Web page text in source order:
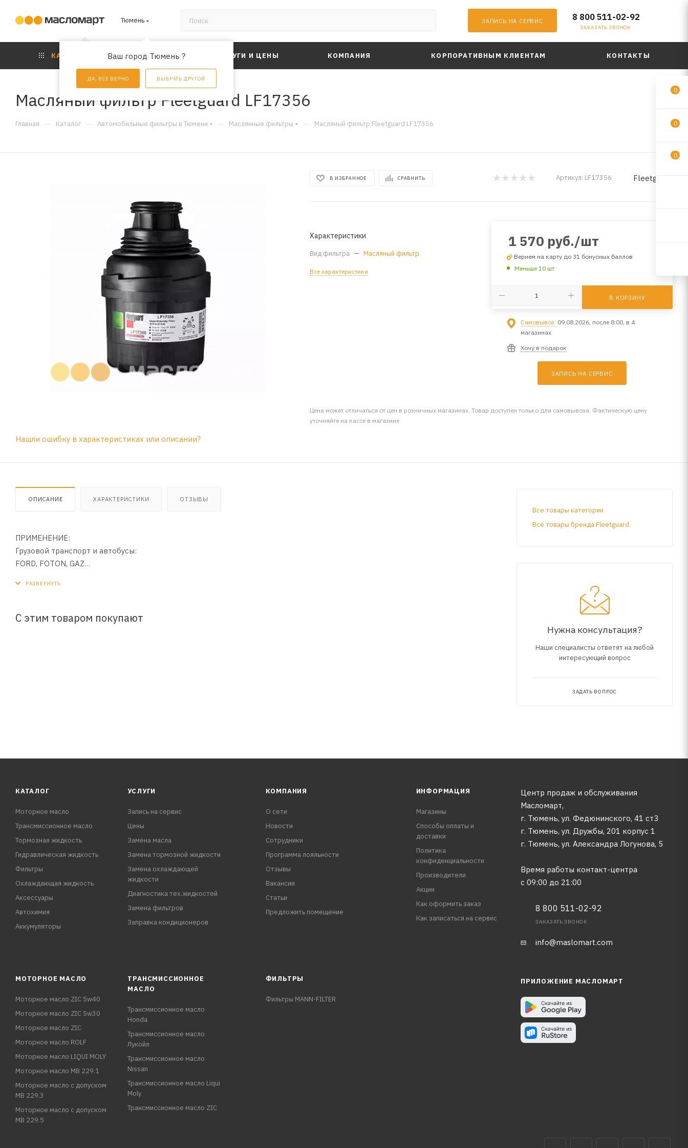
Тюмень
Ваш город Тюмень ?
ДА, ВСЕ ВЕРНО ВЫБРАТЬ ДРУГОЙ
ЗАПИСЬ НА СЕРВИС 8 800 511-02-92
ЗАКАЗАТЬ ЗВОНОК
КАТАЛОГ АКЦИИ УСЛУГИ И ЦЕНЫ КОМПАНИЯ КОРПОРАТИВНЫМ КЛИЕНТАМ КОНТАКТЫ
Масляный фильтр Fleetguard LF17356
Главная — Каталог — Автомобильные фильтры в Тюмени — Маслянные фильтры — Масляный фильтр Fleetguard LF17356
В ИЗБРАННОЕ СРАВНИТЬ Артикул: LF17356 Fleetguard
Характеристики
Вид фильтра — Масляный фильтр
Все характеристики
1 570 руб./шт
Вернем на карту до 31 бонусных баллов
Меньше 10 шт
В КОРЗИНУ
Самовывоз: 09.08.2026, после 8:00, в 4
магазинах
Хочу в подарок
ЗАПИСЬ НА СЕРВИС
Цена может отличаться от цен в розничных магазинах. Товар доступен только для самовывоза. Фактическую цену
уточняйте на кассе в магазине
Нашли ошибку в характеристиках или описании?
ОПИСАНИЕ ХАРАКТЕРИСТИКИ ОТЗЫВЫ
ПРИМЕНЕНИЕ:
Грузовой транспорт и автобусы:
FORD, FOTON, GAZ
HANGCHA, HELI
С этим товаром покупают
Все товары категории
Все товары бренда Fleetguard
Нужна консультация?
Наши специалисты ответят на любой
интересующий вопрос
ЗАДАТЬ ВОПРОС
КАТАЛОГ
Моторное масло
Трансмиссионное масло
Тормозная жидкость
Гидравлическая жидкость
Фильтры
Охлаждающая жидкость
Аксессуары
Автохимия
Аккумуляторы
УСЛУГИ
Запись на сервис
Цены
Замена масла
Замена тормозной жидкости
Замена охлаждающей
жидкости
Диагностика тех.жидкостей
Замена фильтров
Заправка кондиционеров
КОМПАНИЯ
О сети
Новости
Сотрудники
Программа лояльности
Отзывы
Вакансии
Статьи
Предложить помещение
ИНФОРМАЦИЯ
Магазины
Способы оплаты и
доставки
Политика
конфиденциальности
Производители
Акции
Как оформить заказ
Как записаться на сервис
Центр продаж и обслуживания
Масломарт,
г. Тюмень, ул. Федюнинского, 41 ст3
г. Тюмень, ул. Дружбы, 201 корпус 1
г. Тюмень, ул. Александра Логунова, 5
Время работы контакт-центра
с 09:00 до 21:00
8 800 511-02-92
ЗАКАЗАТЬ ЗВОНОК
info@maslomart.com
МОТОРНОЕ МАСЛО
Моторное масло ZIC 5w40
Моторное масло ZIC 5w30
Моторное масло ZIC
Моторное масло ROLF
Моторное масло LIQUI MOLY
Моторное масло MB 229.1
Моторное масло с допуском
MB 229.3
Моторное масло с допуском
MB 229.5
ТРАНСМИССИОННОЕ
МАСЛО
Трансмиссионное масло
Honda
Трансмиссионное масло
Лукойл
Трансмиссионное масло
Nissan
Трансмиссионное масло Liqui
Moly
Трансмиссионное масло ZIC
ФИЛЬТРЫ
Фильтры MANN-FILTER
ПРИЛОЖЕНИЕ МАСЛОМАРТ
0
0
0